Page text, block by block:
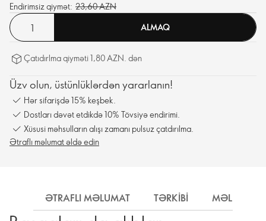
Endirimsiz qiymət: 23,60 AZN
ALMAQ
Çatıdırlma qiyməti 1,80 AZN. dən
Üzv olun, üstünlüklərdən yararlanın!
Hər sifarişdə 15% keşbek.
Dostları dəvət etdikdə 10% Tövsiyə endirimi.
Xüsusi məhsulların alışı zamanı pulsuz çatdırılma.
Ətraflı məlumat əldə edin
ƏTRAFLI MƏLUMAT TƏRKIBI MƏLUMAT